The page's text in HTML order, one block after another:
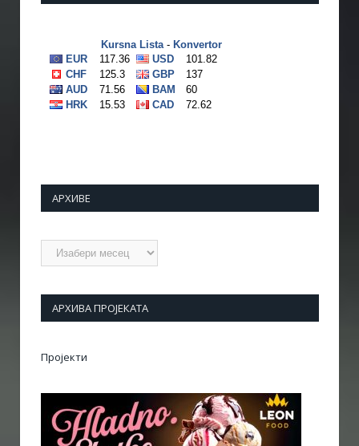
АРХИВЕ
Архиве
АРХИВА ПРОЈЕКАТА
Пројекти